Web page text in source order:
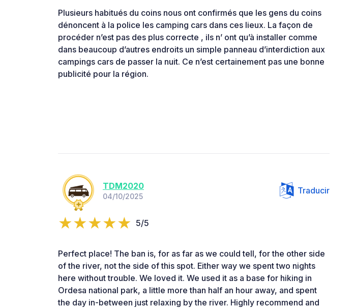
Plusieurs habitués du coins nous ont confirmés que les gens du coins
dénoncent à la police les camping cars dans ces lieux. La façon de
procéder n’est pas des plus correcte , ils n’ ont qu’à installer comme
dans beaucoup d’autres endroits un simple panneau d’interdiction aux
campings cars de passer la nuit. Ce n’est certainement pas une bonne
publicité pour la région.
TDM2020
04/10/2025
Traducir
5/5
Perfect place! The ban is, for as far as we could tell, for the other side
of the river, not the side of this spot. Either way we spent two nights
here without trouble. We loved it. We used it as a base for hiking in
Ordesa national park, a little more than half an hour away, and spent
the day in-between just relaxing by the river. Highly recommend and